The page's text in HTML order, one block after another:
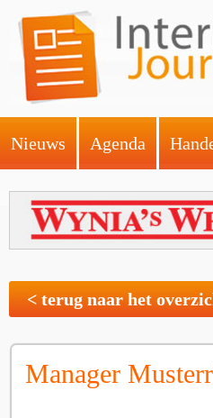
Nieuws Agenda
< terug naar het
Manager